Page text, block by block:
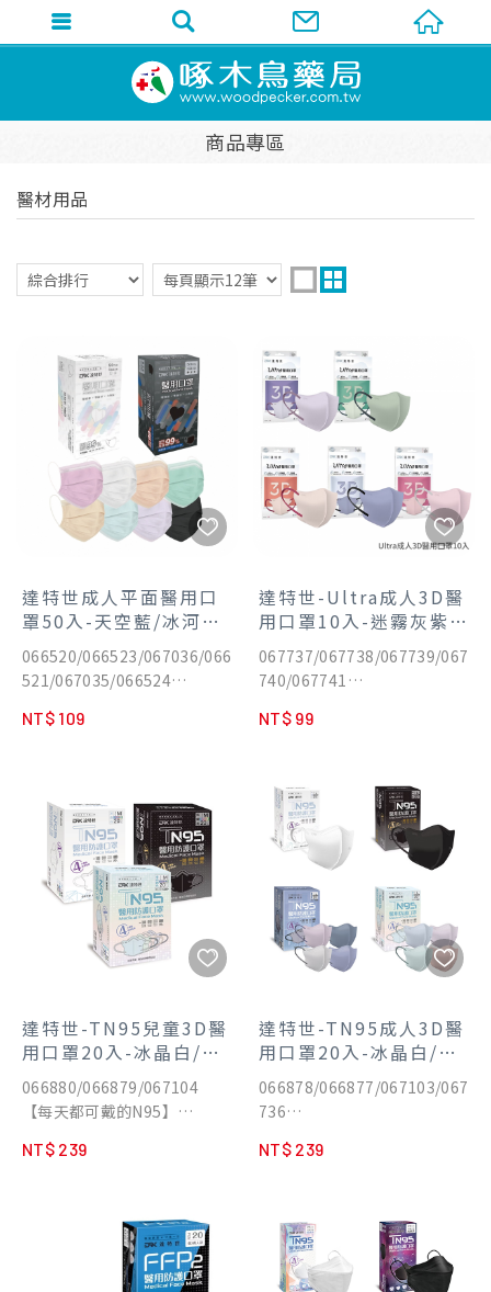
商品專區
醫材用品
達特世成人平面醫用口
罩50入-天空藍/冰河綠/
極致黑/潔白/燕麥可可/
櫻花粉/淡雅紫
066520/066523/067036/066
521/067035/066524
✔️升級版耳繩
MIT台灣製造
NT$ 109
達特世-Ultra成人3D醫
用口罩10入-迷霧灰紫/
甜心蜜粉/森林綠映/酷
帥丹寧/戀戀桃花
067737/067738/067739/067
740/067741
✔️日規無痛蜜絨撞色扁耳繩
單片獨立包裝，方便攜帶
通過 CNS 14774 測試標準
MIT台灣製造
NT$ 99
達特世-TN95兒童3D醫
用口罩20入-冰晶白/炫
耀黑/莫內四色
066880/066879/067104
【每天都可戴的N95】
✔️日規環保全塑鼻線
單片獨立包裝，方便攜帶
通過台灣TN95認證
(CNS14774/CNS 14755)
NT$ 239
達特世-TN95成人3D醫
用口罩20入-冰晶白/炫
耀黑/莫內四色/都會四
色
066878/066877/067103/067
736
✔️日規環保全塑鼻線
單片獨立包裝，方便攜帶
通過台灣TN95認證
(CNS14774/CNS 14755)
NT$ 239